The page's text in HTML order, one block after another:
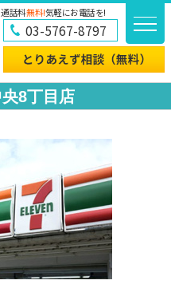
通話料無料!気軽にお電話を!
03-5767-8797
8丁目店